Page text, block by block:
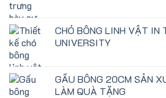
CHÓ BÔNG LINH VẬT IN
UNIVERSITY
GẤU BÔNG 20CM SẢN
LÀM QUÀ TẶNG